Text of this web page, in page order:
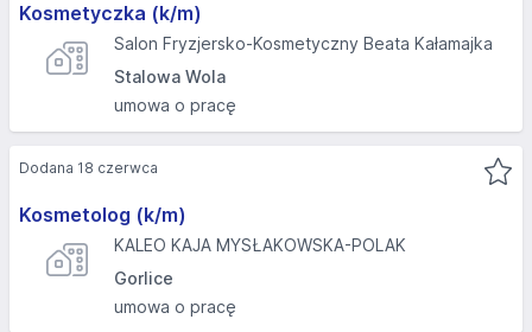
Kosmetyczka (k/m)
Salon Fryzjersko-Kosmetyczny Beata Kałamajka
Stalowa Wola
umowa o pracę
Kosmetolog (k/m)
KALEO KAJA MYSŁAKOWSKA-POLAK
Gorlice
umowa o pracę
Dodana 18 czerwca